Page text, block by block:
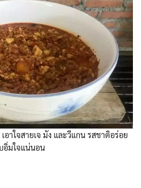
อาใจสายเจ มัง และวีแกน รสชาติอร่อย
อิ่มใจแน่นอน